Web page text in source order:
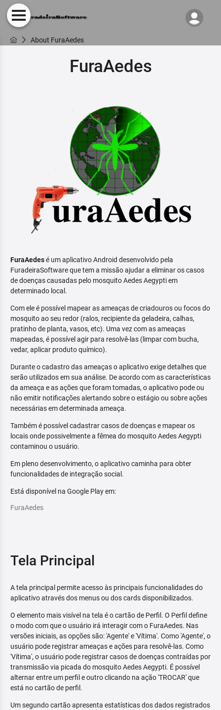
About FuraAedes
FuraAedes
FuraAedesé um aplicativo Android desenvolvido pela
FuradeiraSoftware que tem a missão ajudar a eliminar os casos
de doenças causadas pelo mosquito Aedes Aegypti em
determinado local.
Com ele é possível mapear as ameaças de criadouros ou focos do
mosquito ao seu redor (ralos, recipiente da geladeira, calhas,
pratinho de planta, vasos, etc). Uma vez com as ameaças
mapeadas, é possível agir para resolvê-las (limpar com bucha,
vedar, aplicar produto químico).
Durante o cadastro das ameaças o aplicativo exige detalhes que
serão utilizados em sua análise. De acordo com as características
da ameaça e as ações que foram tomadas, o aplicativo pode ou
não emitir notificações alertando sobre o estágio ou sobre ações
necessárias em determinada ameaça.
Também é possível cadastrar casos de doenças e mapear os
locais onde possivelmente a fêmea do mosquito Aedes Aegypti
contaminou o usuário.
Em pleno desenvolvimento, o aplicativo caminha para obter
funcionalidades de integração social.
Está disponível na Google Play em:
FuraAedes
Tela Principal
A tela principal permite acesso às principais funcionalidades do
aplicativo através dos menus ou dos cards disponibilizados.
O elemento mais visível na tela é o cartão de Perfil. O Perfil define
o modo com que o usuário irá interagir com o FuraAedes. Nas
versões iniciais, as opções são: 'Agente' e 'Vítima'. Como 'Agente', o
usuário pode registrar ameaças e ações para resolvê-las. Como
'Vítima', o usuário pode registrar casos de doenças contraídas por
transmissão via picada do mosquito Aedes Aegypti. É possível
alternar entre um perfil e outro clicando na ação 'TROCAR' que
está no cartão de perfil.
Um segundo cartão apresenta estatísticas dos dados registrados